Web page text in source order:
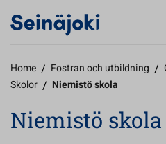
Home / Fostran och utbildning /
Skolor / Niemistö skola
Niemistö skola